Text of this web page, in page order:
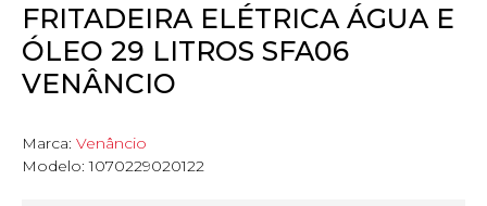
FRITADEIRA ELÉTRICA ÁGUA E
ÓLEO 29 LITROS SFA06
VENÂNCIO
Marca: Venâncio
Modelo:1070229020122